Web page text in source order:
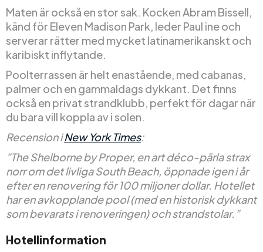
Maten är också en stor sak. Kocken Abram Bissell,
känd för Eleven Madison Park, leder Paul ine och
serverar rätter med mycket latinamerikanskt och
karibiskt inflytande.
Poolterrassen är helt enastående, med cabanas,
palmer och en gammaldags dykkant. Det finns
också en privat strandklubb, perfekt för dagar när
du bara vill koppla av i solen.
Recension iNew York Times:
”The Shelborne by Proper, en art déco-pärla strax
norr om det livliga South Beach, öppnade igen i år
efter en renovering för 100 miljoner dollar. Hotellet
har en avkopplande pool (med en historisk dykkant
som bevarats i renoveringen) och strandstolar.”
Hotellinformation